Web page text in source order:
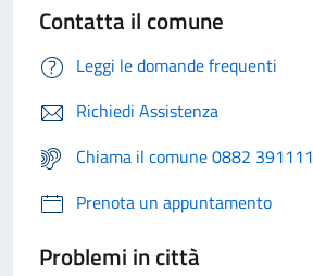
Contatta il comune
Leggi le domande frequenti
Richiedi Assistenza
Chiama il comune 0882 391111
Prenota un appuntamento
Problemi in città